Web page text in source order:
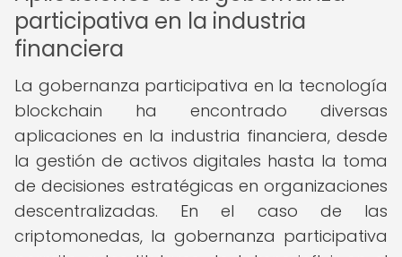
participativa en la industria
financiera
La gobernanza participativa en la tecnología
blockchain ha encontrado diversas
aplicaciones en la industria financiera, desde
la gestión de activos digitales hasta la toma
de decisiones estratégicas en organizaciones
descentralizadas. En el caso de las
criptomonedas, la gobernanza participativa